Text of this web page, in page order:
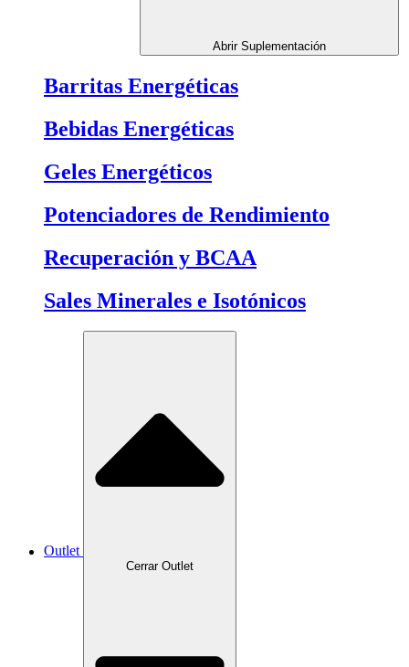
Abrir Suplementación
Barritas Energéticas
Bebidas Energéticas
Geles Energéticos
Potenciadores de Rendimiento
Recuperación y BCAA
Sales Minerales e Isotónicos
Outlet
Cerrar Outlet